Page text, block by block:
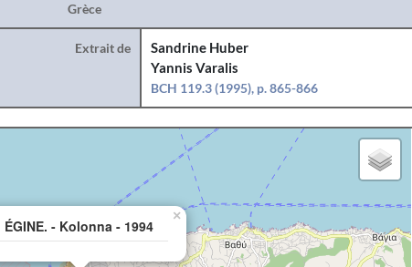
Grèce
Extrait de
Sandrine Huber
Yannis Varalis
BCH 119.3 (1995), p. 865-866
ÉGINE. - Kolonna - 1994
×